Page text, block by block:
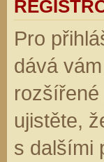
Pro
dává
ujistěte,
s dalšími